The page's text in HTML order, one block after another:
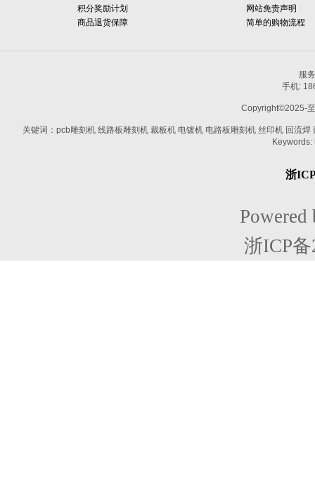
积分奖励计划
商品退货保障
网站免责声明
简单的购物流程
服
手机:
Copyright©2025-
关键词：pcb雕刻机 线路板雕刻机 裁板机 电镀机 电路板雕刻机 丝印机 回流
Keywords:
浙
浙ICP